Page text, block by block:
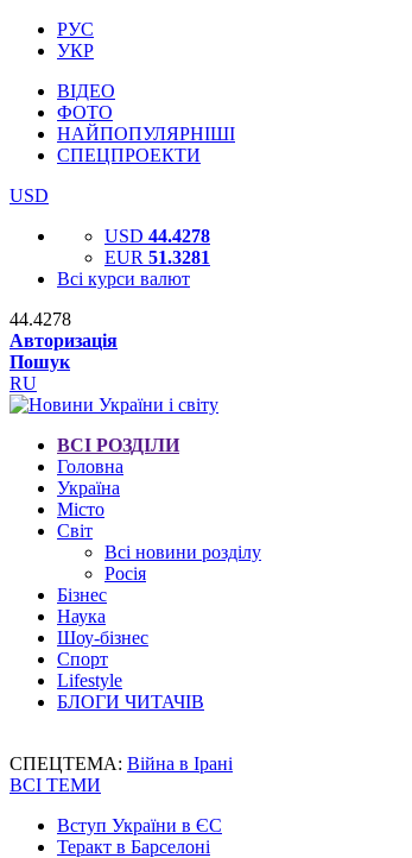
РУС
УКР
ВІДЕО
ФОТО
НАЙПОПУЛЯРНІШІ
СПЕЦПРОЕКТИ
USD
USD 44.4278
EUR 51.3281
Всі курси валют
44.4278
Авторизація
Пошук
RU
ВСІ РОЗДІЛИ
Головна
Україна
Місто
Світ
Всі новини розділу
Росія
Бізнес
Наука
Шоу-бізнес
Спорт
Lifestyle
БЛОГИ ЧИТАЧІВ
СПЕЦТЕМА: Війна в Ірані
ВСІ ТЕМИ
Вступ України в ЄС
Теракт в Барселоні